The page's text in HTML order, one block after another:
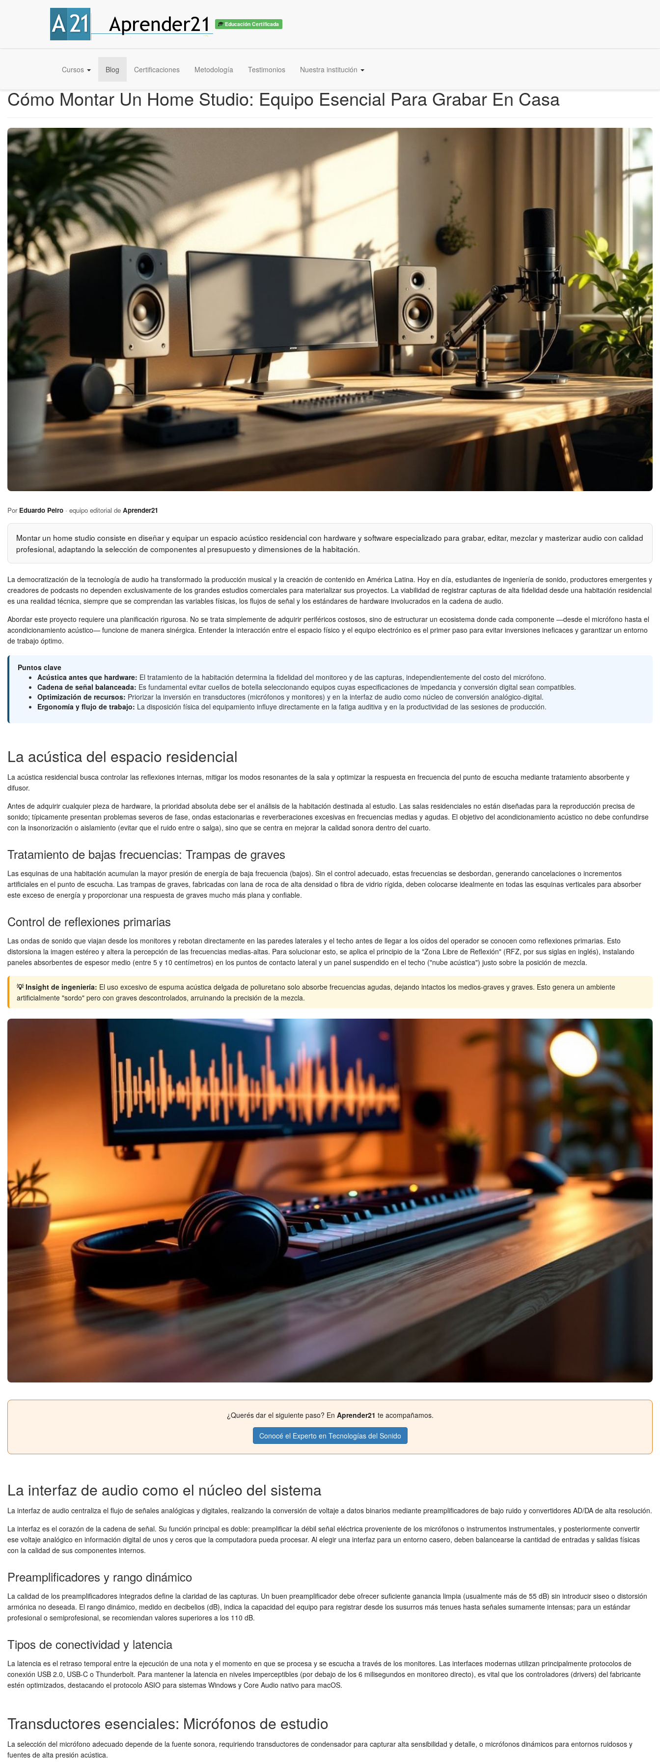
Educación Certificada
Cursos Blog Certificaciones Metodología Testimonios Nuestra institución
Cómo Montar Un Home Studio: Equipo Esencial Para Grabar En Casa
Por Eduardo Peiro · equipo editorial de Aprender21
Montar un home studio consiste en diseñar y equipar un espacio acústico residencial con hardware y software especializado para grabar, editar, mezclar y masterizar audio con calidad
profesional, adaptando la selección de componentes al presupuesto y dimensiones de la habitación.
La democratización de la tecnología de audio ha transformado la producción musical y la creación de contenido en América Latina. Hoy en día, estudiantes de ingeniería de sonido, productores emergentes y
creadores de podcasts no dependen exclusivamente de los grandes estudios comerciales para materializar sus proyectos. La viabilidad de registrar capturas de alta fidelidad desde una habitación residencial
es una realidad técnica, siempre que se comprendan las variables físicas, los flujos de señal y los estándares de hardware involucrados en la cadena de audio.
Abordar este proyecto requiere una planificación rigurosa. No se trata simplemente de adquirir periféricos costosos, sino de estructurar un ecosistema donde cada componente —desde el micrófono hasta el
acondicionamiento acústico— funcione de manera sinérgica. Entender la interacción entre el espacio físico y el equipo electrónico es el primer paso para evitar inversiones ineficaces y garantizar un entorno
de trabajo óptimo.
Puntos clave
Acústica antes que hardware: El tratamiento de la habitación determina la fidelidad del monitoreo y de las capturas, independientemente del costo del micrófono.
Cadena de señal balanceada: Es fundamental evitar cuellos de botella seleccionando equipos cuyas especificaciones de impedancia y conversión digital sean compatibles.
Optimización de recursos: Priorizar la inversión en transductores (micrófonos y monitores) y en la interfaz de audio como núcleo de conversión analógico-digital.
Ergonomía y flujo de trabajo: La disposición física del equipamiento influye directamente en la fatiga auditiva y en la productividad de las sesiones de producción.
La acústica del espacio residencial
La acústica residencial busca controlar las reflexiones internas, mitigar los modos resonantes de la sala y optimizar la respuesta en frecuencia del punto de escucha mediante tratamiento absorbente y
difusor.
Antes de adquirir cualquier pieza de hardware, la prioridad absoluta debe ser el análisis de la habitación destinada al estudio. Las salas residenciales no están diseñadas para la reproducción precisa de
sonido; típicamente presentan problemas severos de fase, ondas estacionarias e reverberaciones excesivas en frecuencias medias y agudas. El objetivo del acondicionamiento acústico no debe confundirse
con la insonorización o aislamiento (evitar que el ruido entre o salga), sino que se centra en mejorar la calidad sonora dentro del cuarto.
Tratamiento de bajas frecuencias: Trampas de graves
Las esquinas de una habitación acumulan la mayor presión de energía de baja frecuencia (bajos). Sin el control adecuado, estas frecuencias se desbordan, generando cancelaciones o incrementos
artificiales en el punto de escucha. Las trampas de graves, fabricadas con lana de roca de alta densidad o fibra de vidrio rígida, deben colocarse idealmente en todas las esquinas verticales para absorber
este exceso de energía y proporcionar una respuesta de graves mucho más plana y confiable.
Control de reflexiones primarias
Las ondas de sonido que viajan desde los monitores y rebotan directamente en las paredes laterales y el techo antes de llegar a los oídos del operador se conocen como reflexiones primarias. Esto
distorsiona la imagen estéreo y altera la percepción de las frecuencias medias-altas. Para solucionar esto, se aplica el principio de la "Zona Libre de Reflexión" (RFZ, por sus siglas en inglés), instalando
paneles absorbentes de espesor medio (entre 5 y 10 centímetros) en los puntos de contacto lateral y un panel suspendido en el techo ("nube acústica") justo sobre la posición de mezcla.
💡 Insight de ingeniería: El uso excesivo de espuma acústica delgada de poliuretano solo absorbe frecuencias agudas, dejando intactos los medios-graves y graves. Esto genera un ambiente
artificialmente "sordo" pero con graves descontrolados, arruinando la precisión de la mezcla.
¿Querés dar el siguiente paso? En Aprender21 te acompañamos.
Conocé el Experto en Tecnologías del Sonido
La interfaz de audio como el núcleo del sistema
La interfaz de audio centraliza el flujo de señales analógicas y digitales, realizando la conversión de voltaje a datos binarios mediante preamplificadores de bajo ruido y convertidores AD/DA de alta resolución.
La interfaz es el corazón de la cadena de señal. Su función principal es doble: preamplificar la débil señal eléctrica proveniente de los micrófonos o instrumentos instrumentales, y posteriormente convertir
ese voltaje analógico en información digital de unos y ceros que la computadora pueda procesar. Al elegir una interfaz para un entorno casero, deben balancearse la cantidad de entradas y salidas físicas
con la calidad de sus componentes internos.
Preamplificadores y rango dinámico
La calidad de los preamplificadores integrados define la claridad de las capturas. Un buen preamplificador debe ofrecer suficiente ganancia limpia (usualmente más de 55 dB) sin introducir siseo o distorsión
armónica no deseada. El rango dinámico, medido en decibelios (dB), indica la capacidad del equipo para registrar desde los susurros más tenues hasta señales sumamente intensas; para un estándar
profesional o semiprofesional, se recomiendan valores superiores a los 110 dB.
Tipos de conectividad y latencia
La latencia es el retraso temporal entre la ejecución de una nota y el momento en que se procesa y se escucha a través de los monitores. Las interfaces modernas utilizan principalmente protocolos de
conexión USB 2.0, USB-C o Thunderbolt. Para mantener la latencia en niveles imperceptibles (por debajo de los 6 milisegundos en monitoreo directo), es vital que los controladores (drivers) del fabricante
estén optimizados, destacando el protocolo ASIO para sistemas Windows y Core Audio nativo para macOS.
Transductores esenciales: Micrófonos de estudio
La selección del micrófono adecuado depende de la fuente sonora, requiriendo transductores de condensador para capturar alta sensibilidad y detalle, o micrófonos dinámicos para entornos ruidosos y
fuentes de alta presión acústica.